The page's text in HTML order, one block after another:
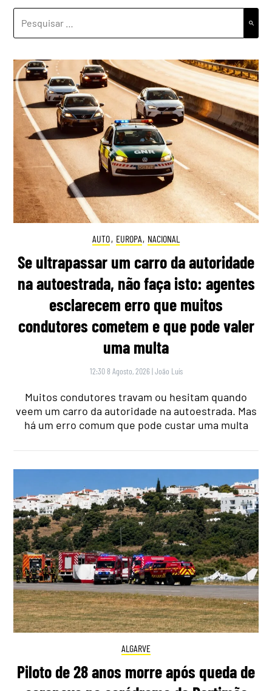
POR:
AUTO, EUROPA, NACIONAL
Se ultrapassar um carro da autoridade
na autoestrada, não faça isto: agentes
esclarecem erro que muitos
condutores cometem e que pode valer
uma multa
12:30 8 Agosto, 2026 |João Luís
Muitos condutores travam ou hesitam quando
veem um carro da autoridade na autoestrada. Mas
há um erro comum que pode custar uma multa
ALGARVE
Piloto de 28 anos morre após queda de